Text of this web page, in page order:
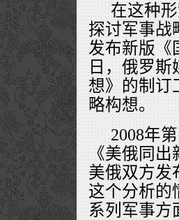
在这种
探讨军事战
发布新版《
日，俄罗
想》的制订
略构想。
2008年
《美俄同
美俄双方发
这个分析的
系列军事方